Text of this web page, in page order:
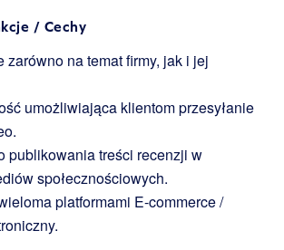
/ Cechy
zarówno na temat firmy, jak i jej
umożliwiająca klientom przesyłanie
publikowania treści recenzji w
społecznościowych.
platformami E-commerce /